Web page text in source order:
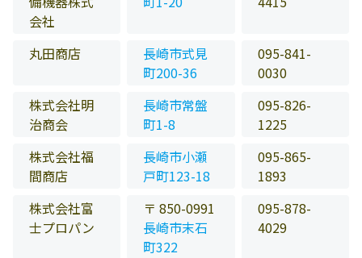
会社
丸田商店
長崎市式見
町200-36
095-841-
0030
株式会社明
治商会
長崎市常盤
町1-8
095-826-
1225
株式会社福
間商店
長崎市小瀬
戸町123-18
095-865-
1893
株式会社富
士プロパン
〒 850-0991
長崎市末石
町322
095-878-
4029